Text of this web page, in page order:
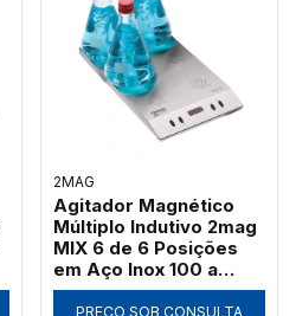
2MAG
Agitador Magnético
Múltiplo Indutivo 2mag
MIX 6 de 6 Posições
em Aço Inox 100 a
2000 RPM (Até
PREÇO SOB CONSULTA